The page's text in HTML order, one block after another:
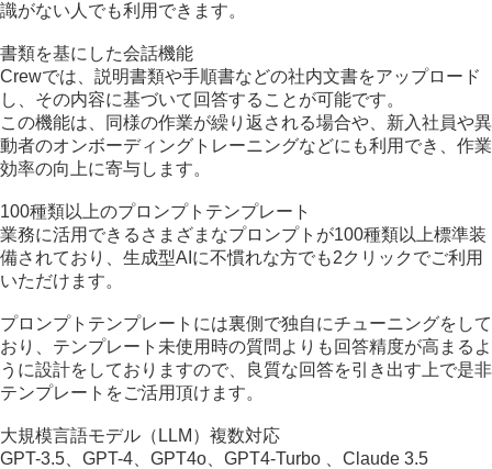
識がない人でも利用できます。
書類を基にした会話機能
Crewでは、説明書類や手順書などの社内文書をアップロード
し、その内容に基づいて回答することが可能です。
この機能は、同様の作業が繰り返される場合や、新入社員や異
動者のオンボーディングトレーニングなどにも利用でき、作業
効率の向上に寄与します。
100種類以上のプロンプトテンプレート
業務に活用できるさまざまなプロンプトが100種類以上標準装
備されており、生成型AIに不慣れな方でも2クリックでご利用
いただけます。
プロンプトテンプレートには裏側で独自にチューニングをして
おり、テンプレート未使用時の質問よりも回答精度が高まるよ
うに設計をしておりますので、良質な回答を引き出す上で是非
テンプレートをご活用頂けます。
大規模言語モデル（LLM）複数対応
GPT-3.5、GPT-4、GPT4o、GPT4-Turbo 、Claude 3.5